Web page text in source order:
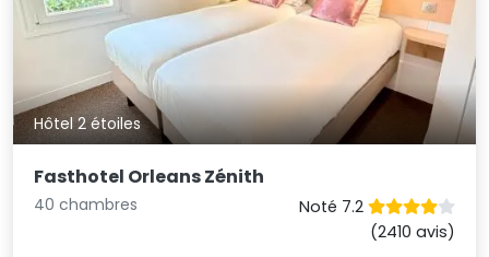
Hôtel 2 étoiles
Fasthotel Orleans Zénith
40 chambres
Noté 7.2
(2410 avis)